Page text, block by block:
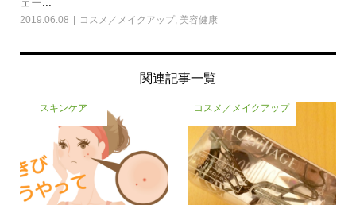
2019.06.08 コスメ／メイクアップ, 美容健康
関連記事一覧
スキンケア コスメ／メイクアップ